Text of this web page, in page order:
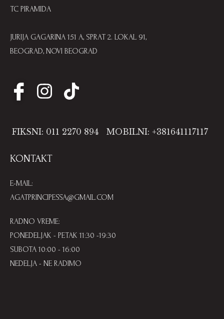
TC PIRAMIDA
JURIJA GAGARINA 151 A, SPRAT 2. LOKAL 91,
BEOGRAD, NOVI BEOGRAD
KONTAKT
FIKSNI: 011 2270 894 MOBILNI: +381641117117
E-MAIL:
AGATPRINCIPESSA@GMAIL.COM
RADNO VREME:
PONEDELJAK - PETAK 11:30 -19:30
SUBOTA 10:00 - 16:00
NEDELJA - NE RADIMO